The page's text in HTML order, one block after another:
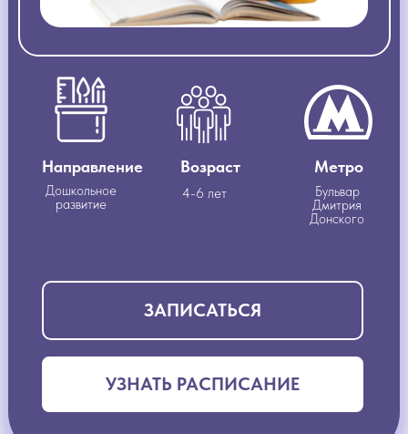
Направление
Дошкольное
развитие
Возраст
4-6 лет
Метро
Бульвар
Дмитрия
Донского
УЗНАТЬ РАСПИСАНИЕ
ЗАПИСАТЬСЯ